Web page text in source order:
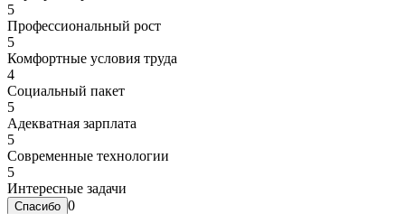
5
Профессиональный рост
5
Комфортные условия труда
4
Социальный пакет
5
Адекватная зарплата
5
Современные технологии
5
Интересные задачи
0